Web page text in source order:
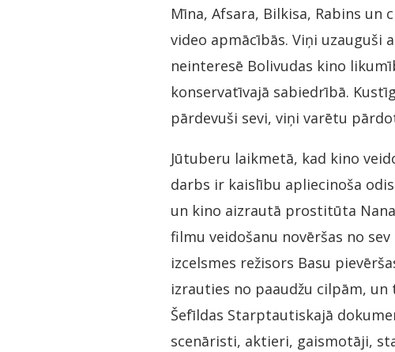
Mīna, Afsara, Bilkisa, Rabins un
video apmācībās. Viņi
neinteresē Bolivudas kino
konservatīvajā sabiedrībā.
pārdevuši sevi, viņi varētu
Jūtuberu laikmetā, kad kino
darbs ir kaislību apliecinoša
un kino aizrautā prostitūta Nana
filmu veidošanu novēršas no
izcelsmes režisors Basu
izrauties no paaudžu cilpām,
Šefīldas Starptautiskajā
scenāristi, aktieri, gaismotāji,